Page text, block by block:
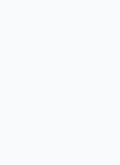
AdCashネ
AdCashの開始は
オプションを備え